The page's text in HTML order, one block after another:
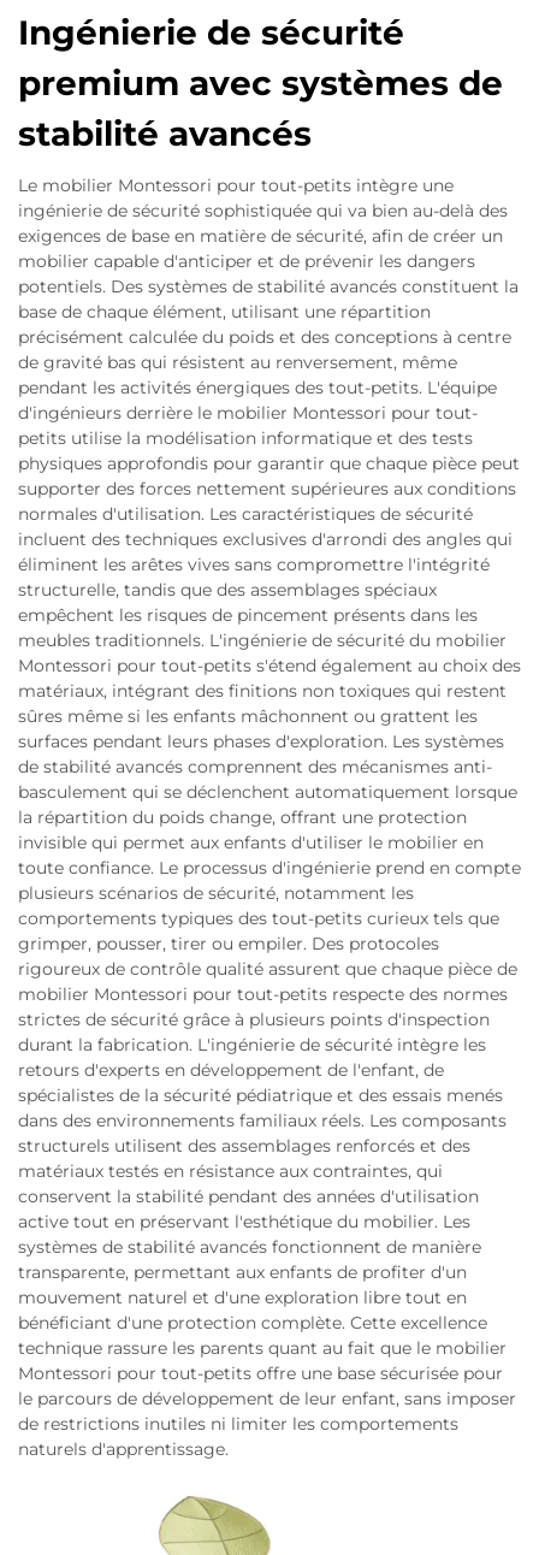
Ingénierie de sécurité
premium avec systèmes de
stabilité avancés
Le mobilier Montessori pour tout-petits intègre une
ingénierie de sécurité sophistiquée qui va bien au-delà des
exigences de base en matière de sécurité, afin de créer un
mobilier capable d'anticiper et de prévenir les dangers
potentiels. Des systèmes de stabilité avancés constituent la
base de chaque élément, utilisant une répartition
précisément calculée du poids et des conceptions à centre
de gravité bas qui résistent au renversement, même
pendant les activités énergiques des tout-petits. L'équipe
d'ingénieurs derrière le mobilier Montessori pour tout-
petits utilise la modélisation informatique et des tests
physiques approfondis pour garantir que chaque pièce peut
supporter des forces nettement supérieures aux conditions
normales d'utilisation. Les caractéristiques de sécurité
incluent des techniques exclusives d'arrondi des angles qui
éliminent les arêtes vives sans compromettre l'intégrité
structurelle, tandis que des assemblages spéciaux
empêchent les risques de pincement présents dans les
meubles traditionnels. L'ingénierie de sécurité du mobilier
Montessori pour tout-petits s'étend également au choix des
matériaux, intégrant des finitions non toxiques qui restent
sûres même si les enfants mâchonnent ou grattent les
surfaces pendant leurs phases d'exploration. Les systèmes
de stabilité avancés comprennent des mécanismes anti-
basculement qui se déclenchent automatiquement lorsque
la répartition du poids change, offrant une protection
invisible qui permet aux enfants d'utiliser le mobilier en
toute confiance. Le processus d'ingénierie prend en compte
plusieurs scénarios de sécurité, notamment les
comportements typiques des tout-petits curieux tels que
grimper, pousser, tirer ou empiler. Des protocoles
rigoureux de contrôle qualité assurent que chaque pièce de
mobilier Montessori pour tout-petits respecte des normes
strictes de sécurité grâce à plusieurs points d'inspection
durant la fabrication. L'ingénierie de sécurité intègre les
retours d'experts en développement de l'enfant, de
spécialistes de la sécurité pédiatrique et des essais menés
dans des environnements familiaux réels. Les composants
structurels utilisent des assemblages renforcés et des
matériaux testés en résistance aux contraintes, qui
conservent la stabilité pendant des années d'utilisation
active tout en préservant l'esthétique du mobilier. Les
systèmes de stabilité avancés fonctionnent de manière
transparente, permettant aux enfants de profiter d'un
mouvement naturel et d'une exploration libre tout en
bénéficiant d'une protection complète. Cette excellence
technique rassure les parents quant au fait que le mobilier
Montessori pour tout-petits offre une base sécurisée pour
le parcours de développement de leur enfant, sans imposer
de restrictions inutiles ni limiter les comportements
naturels d'apprentissage.